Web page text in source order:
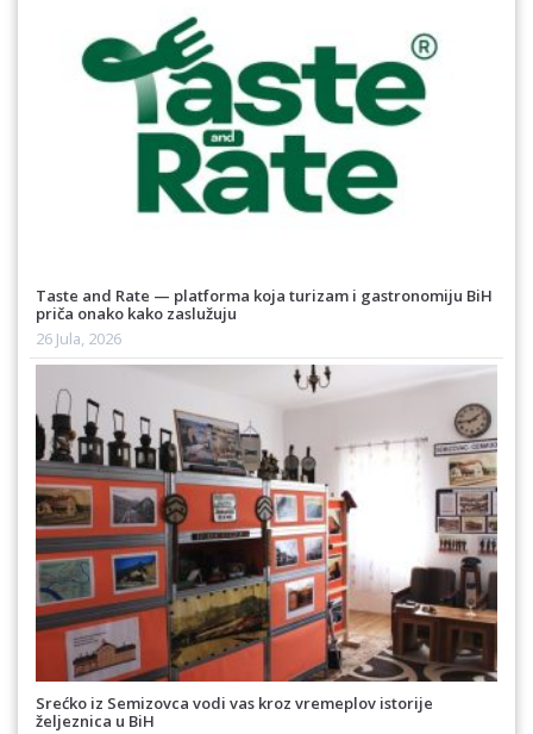
Taste and Rate — platforma koja turizam i gastronomiju BiH
priča onako kako zaslužuju
26 Jula, 2026
Srećko iz Semizovca vodi vas kroz vremeplov istorije
željeznica u BiH